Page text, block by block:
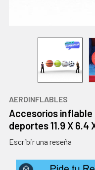
AEROINFLABLES
Accesorios
deportes 11.9 X 6.4
Escribir una reseña